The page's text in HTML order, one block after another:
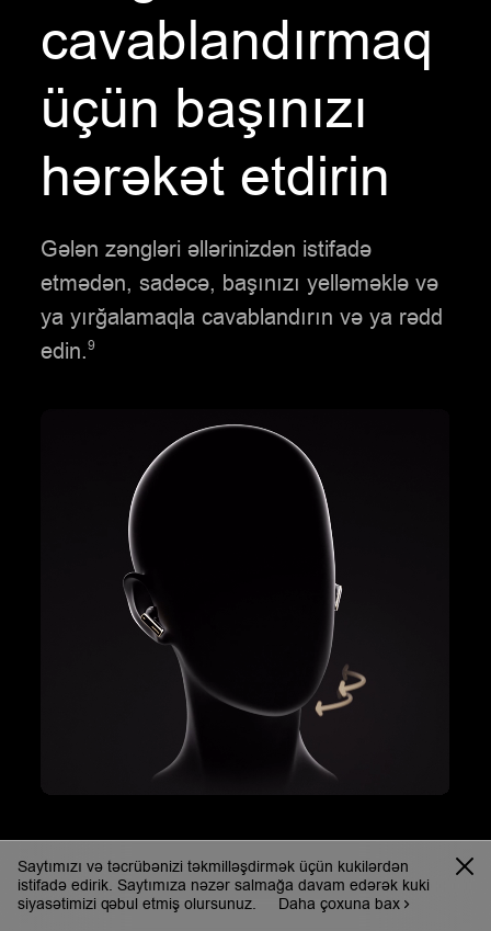
Saytımızı və təcrübənizi təkmilləşdirmək üçün kukilərdən
istifadə edirik. Saytımıza nəzər salmağa davam edərək kuki
siyasətimizi qəbul etmiş olursunuz.
Daha çoxuna bax
cavablandırmaq
üçün başınızı
hərəkət etdirin
Gələn zəngləri əllərinizdən istifadə
etmədən, sadəcə, başınızı yelləməklə və
ya yırğalamaqla cavablandırın və ya rədd
edin.9